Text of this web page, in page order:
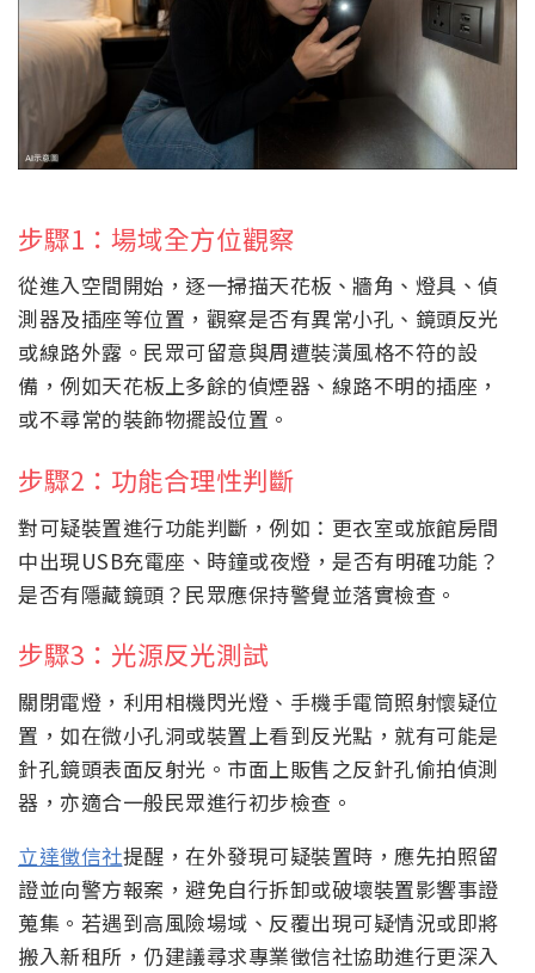
步驟1：場域全方位觀察
從進入空間開始，逐一掃描天花板、牆角、燈具、偵
測器及插座等位置，觀察是否有異常小孔、鏡頭反光
或線路外露。民眾可留意與周遭裝潢風格不符的設
備，例如天花板上多餘的偵煙器、線路不明的插座，
或不尋常的裝飾物擺設位置。
步驟2：功能合理性判斷
對可疑裝置進行功能判斷，例如：更衣室或旅館房間
中出現USB充電座、時鐘或夜燈，是否有明確功能？
是否有隱藏鏡頭？民眾應保持警覺並落實檢查。
步驟3：光源反光測試
關閉電燈，利用相機閃光燈、手機手電筒照射懷疑位
置，如在微小孔洞或裝置上看到反光點，就有可能是
針孔鏡頭表面反射光。市面上販售之反針孔偷拍偵測
器，亦適合一般民眾進行初步檢查。
立達徵信社提醒，在外發現可疑裝置時，應先拍照留
證並向警方報案，避免自行拆卸或破壞裝置影響事證
蒐集。若遇到高風險場域、反覆出現可疑情況或即將
搬入新租所，仍建議尋求專業徵信社協助進行更深入